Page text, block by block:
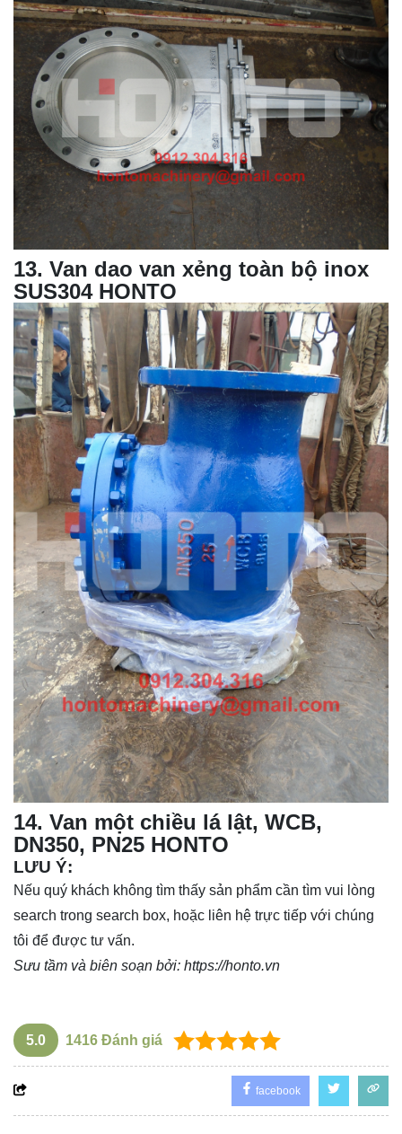
13. Van dao van xẻng toàn bộ inox
SUS304 HONTO
14. Van một chiều lá lật, WCB,
DN350, PN25 HONTO
LƯU Ý:
Nếu quý khách không tìm thấy sản phẩm cần tìm vui lòng
search trong search box, hoặc liên hệ trực tiếp với chúng
tôi để được tư vấn.
Sưu tầm và biên soạn bởi: https://honto.vn
5.0 1416 Đánh giá
facebook